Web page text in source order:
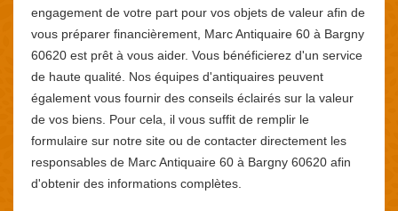
engagement de votre part pour vos objets de valeur afin de
vous préparer financièrement, Marc Antiquaire 60 à Bargny
60620 est prêt à vous aider. Vous bénéficierez d'un service
de haute qualité. Nos équipes d'antiquaires peuvent
également vous fournir des conseils éclairés sur la valeur
de vos biens. Pour cela, il vous suffit de remplir le
formulaire sur notre site ou de contacter directement les
responsables de Marc Antiquaire 60 à Bargny 60620 afin
d'obtenir des informations complètes.